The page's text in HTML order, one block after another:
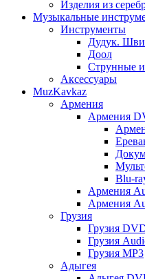
Изделия из
Музыкальные
Инструменты
Дудук.
Доол
Струнные
Аксессуары
MuzKavkaz
Армения
Армения
Blu-
Армения
Армения
Грузия
Грузия
Грузия
Грузия MP3
Адыгея